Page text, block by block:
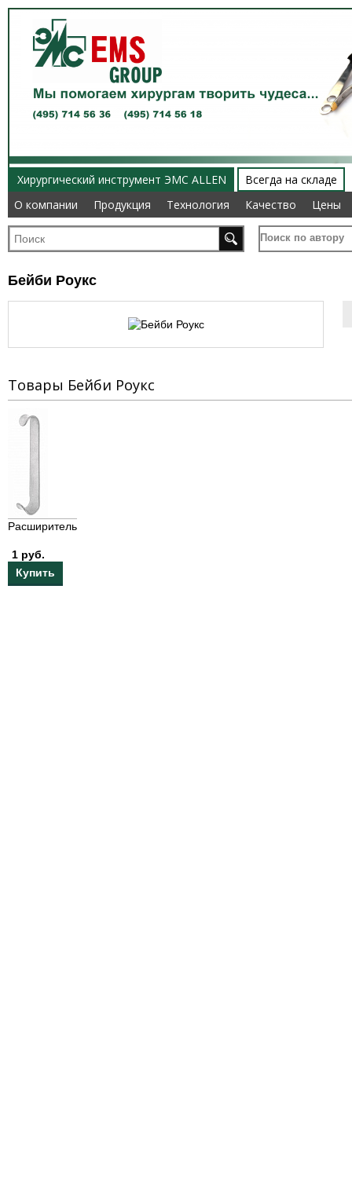
Хирургический инструмент ЭМС ALLEN
О компании
Продукция Технология Качество Цены
Всегда на складе
О компании
Продукция Технология Качество Цены
Поиск по автору
Бейби Роукс
Товары Бейби Роукс
Расширитель
1 руб.
Купить